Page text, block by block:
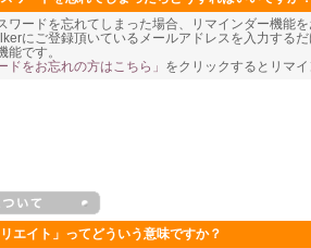
ワードを忘れてしまった場合、リマインダー機能
にご登録頂いているメールアドレスを入力する
能です。
ドをお忘れの方はこちら」 をクリックするとリマ
リエイト」ってどういう意味ですか？